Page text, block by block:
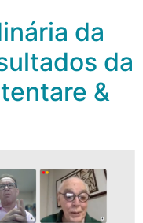
da
da
&